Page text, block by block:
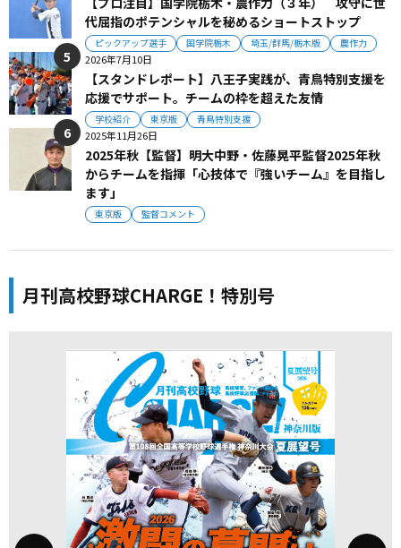
代屈指のポテンシャルを秘めるショートストップ
ピックアップ選手 国学院栃木 埼玉/群馬/栃木版 農作力
2026年7月10日
【スタンドレポート】八王子実践が、青鳥特別支援を
応援でサポート。チームの枠を超えた友情
学校紹介 東京版 青鳥特別支援
2025年11月26日
2025年秋【監督】明大中野・佐藤晃平監督2025年秋
からチームを指揮「心技体で『強いチーム』を目指し
ます」
東京版 監督コメント
月刊高校野球CHARGE！特別号